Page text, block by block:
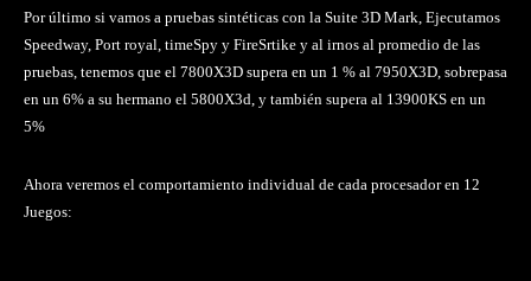
Por último si vamos a pruebas sintéticas con la Suite 3D Mark, Ejecutamos
Speedway, Port royal, timeSpy y FireSrtike y al irnos al promedio de las
pruebas, tenemos que el 7800X3D supera en un 1 % al 7950X3D, sobrepasa
en un 6% a su hermano el 5800X3d, y también supera al 13900KS en un
5%
Ahora veremos el comportamiento individual de cada procesador en 12
Juegos: